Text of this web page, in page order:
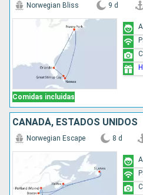
Comidas incluidas
Norwegian Bliss 9 d
CANADÁ, ESTADOS UNIDOS
Norwegian Escape 8 d